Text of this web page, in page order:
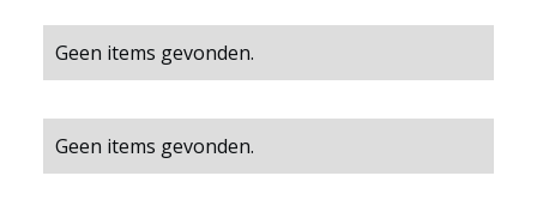
Geen items gevonden.
Geen items gevonden.